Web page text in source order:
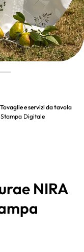
Tovaglie e servizi da tavola
Digitale
NIRA